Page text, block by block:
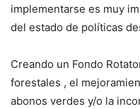
implementarse es muy
del estado de políticas
Creando un Fondo
forestales , el
abonos verdes y/o la